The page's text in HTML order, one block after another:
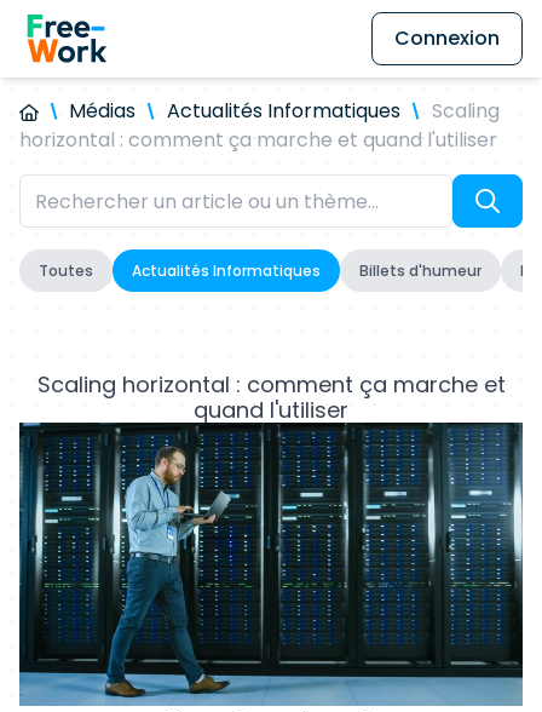
Connexion
Médias Actualités Informatiques
Scaling
horizontal : comment ça marche et quand l'utiliser
Toutes Actualités Informatiques Billets d'humeur
Scaling horizontal : comment ça marche et
quand l'utiliser